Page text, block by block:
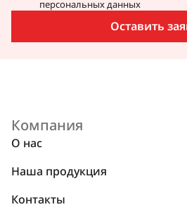
персональных данных
Оставить
Компания
О нас
Контакты
Наша продукция